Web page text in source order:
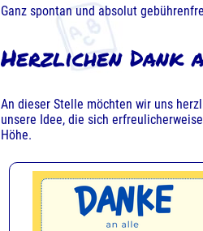
Ganz spontan und absolut
Herzlichen Dank
An dieser Stelle möchten wir uns
unsere Idee, die sich
Höhe.